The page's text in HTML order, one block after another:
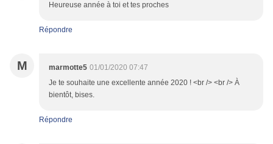
Heureuse année à toi et tes proches
Répondre
M marmotte5 01/01/2020 07:47
Je te souhaite une excellente année 2020 ! <br /> <br /> À
bientôt, bises.
Répondre